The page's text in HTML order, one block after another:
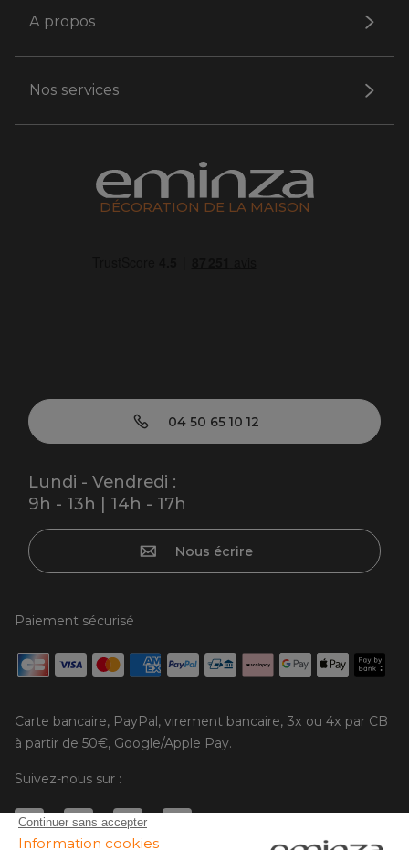
A propos
Nos services
DÉCORATION DE LA MAISON
04 50 65 10 12
Lundi - Vendredi :
9h - 13h | 14h - 17h
Nous écrire
Paiement sécurisé
Carte bancaire, PayPal, virement bancaire, 3x ou 4x par CB
à partir de 50€, Google/Apple Pay.
Suivez-nous sur :